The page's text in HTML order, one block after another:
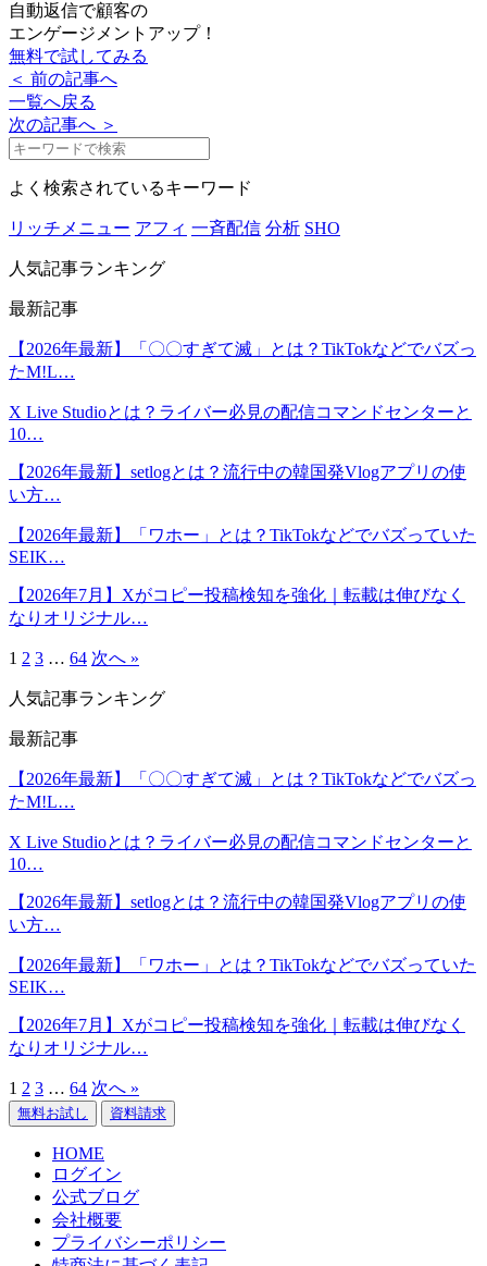
自動返信で顧客の
エンゲージメントアップ！
無料で試してみる
＜ 前の記事へ
一覧へ戻る
次の記事へ ＞
よく検索されているキーワード
リッチメニュー アフィ 一斉配信 分析 SHO
人気記事ランキング
最新記事
【2026年最新】「〇〇すぎて滅」とは？TikTokなどでバズっ
たM!L…
X Live Studioとは？ライバー必見の配信コマンドセンターと
10…
【2026年最新】setlogとは？流行中の韓国発Vlogアプリの使
い方…
【2026年最新】「ワホー」とは？TikTokなどでバズっていた
SEIK…
【2026年7月】Xがコピー投稿検知を強化｜転載は伸びなく
なりオリジナル…
1 2 3 … 64 次へ »
人気記事ランキング
最新記事
【2026年最新】「〇〇すぎて滅」とは？TikTokなどでバズっ
たM!L…
X Live Studioとは？ライバー必見の配信コマンドセンターと
10…
【2026年最新】setlogとは？流行中の韓国発Vlogアプリの使
い方…
【2026年最新】「ワホー」とは？TikTokなどでバズっていた
SEIK…
【2026年7月】Xがコピー投稿検知を強化｜転載は伸びなく
なりオリジナル…
1 2 3 … 64 次へ »
無料お試し 資料請求
HOME
ログイン
公式ブログ
会社概要
プライバシーポリシー